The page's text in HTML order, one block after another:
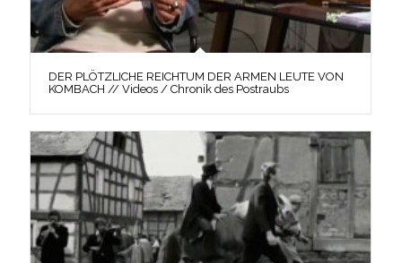
DER PLÖTZLICHE REICHTUM DER ARMEN LEUTE VON
KOMBACH // Videos / Chronik des Postraubs